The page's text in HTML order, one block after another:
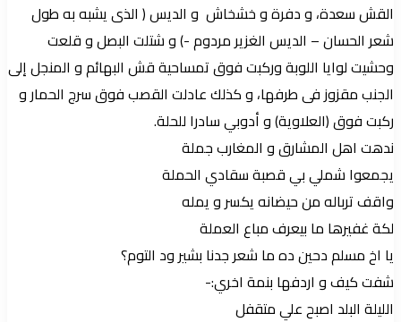
القش سعدة، و دفرة و خشخاش و الديس ( الذى يشبه به طول
شعر الحسان – الديس الغزير مردوم -) و شتلت البصل و قلعت
وحشيت لوايا اللوبة وركبت فوق تمساحية قش البهائم و المنجل إلى
الجنب مقزوز فى طرفها، و كذلك عادلت القصب فوق سرج الحمار و
ركبت فوق (العلاوية) و أدوبي سادرا للحلة.
ندهت اهل المشارق و المغارب جملة
يجمعوا شملي بي قصبة سقادي الحملة
واقف ترباله من حيضانه يكسر و يمله
لكة غفيرها ما بيعرف مباع العملة
يا اخ مسلم دحين ده ما شعر جدنا بشير ود التوم؟
شفت كيف و اردفها بنمة اخري:-
الليلة البلد اصبح علي متقفل